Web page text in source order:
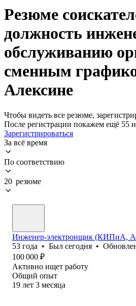
Резюме
должность
обслуживанию
сменным
Алексине
Чтобы видеть все резюме,
После регистрации покажем ещё 55
Зарегистрироваться
За всё время
По соответствию
20 резюме
Инженер-электронщик (КИПиА,
53 года • Был сегодня •
100 000 ₽
Активно ищет работу
Общий опыт
19 лет 3 месяца